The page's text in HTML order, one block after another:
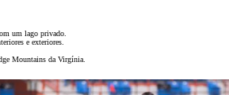
um lago privado.
e exteriores.
Mountains da Virgínia.